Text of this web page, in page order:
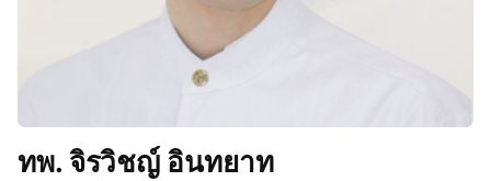
ทพ. จิรวิชญ์ อินทยาท